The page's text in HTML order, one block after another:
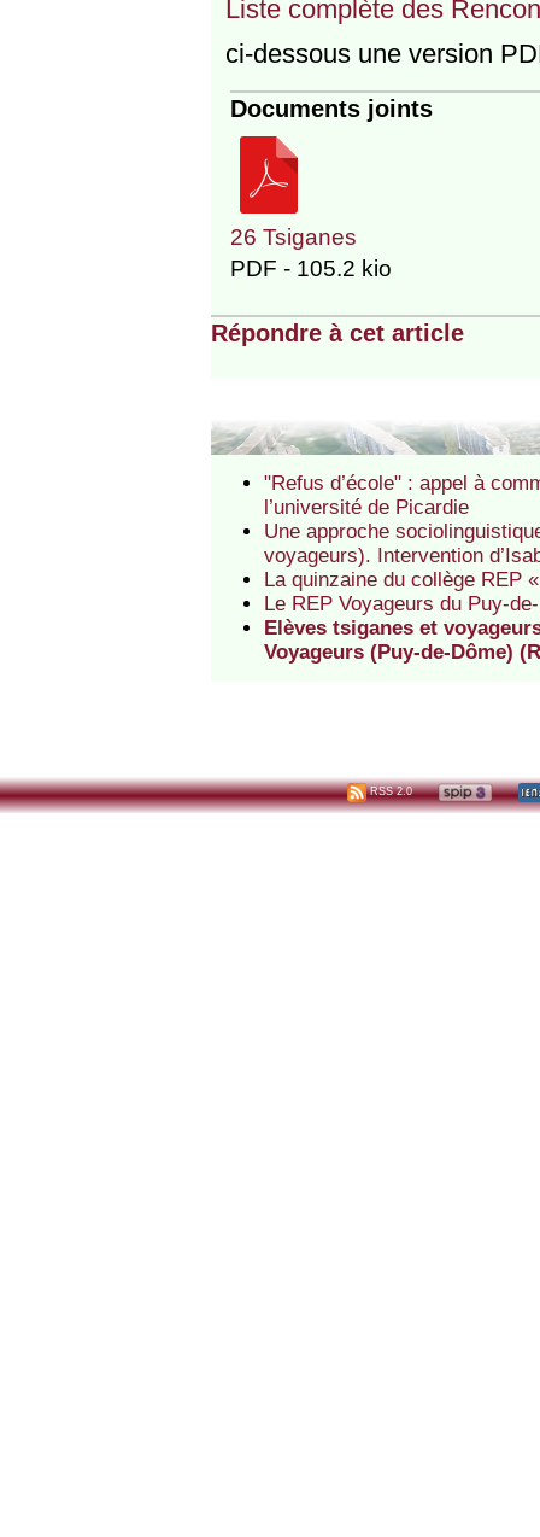
Liste complète des
ci-dessous une version
Documents joints
26 Tsiganes
PDF - 105.2 kio
Répondre à cet article
"Refus d’école" : appel à
l’université de Picardie
Une approche
voyageurs). Intervention
La quinzaine du collège REP
Le REP Voyageurs du Puy-
Elèves tsiganes et
Voyageurs (Puy-de-Dôme)
RSS 2.0